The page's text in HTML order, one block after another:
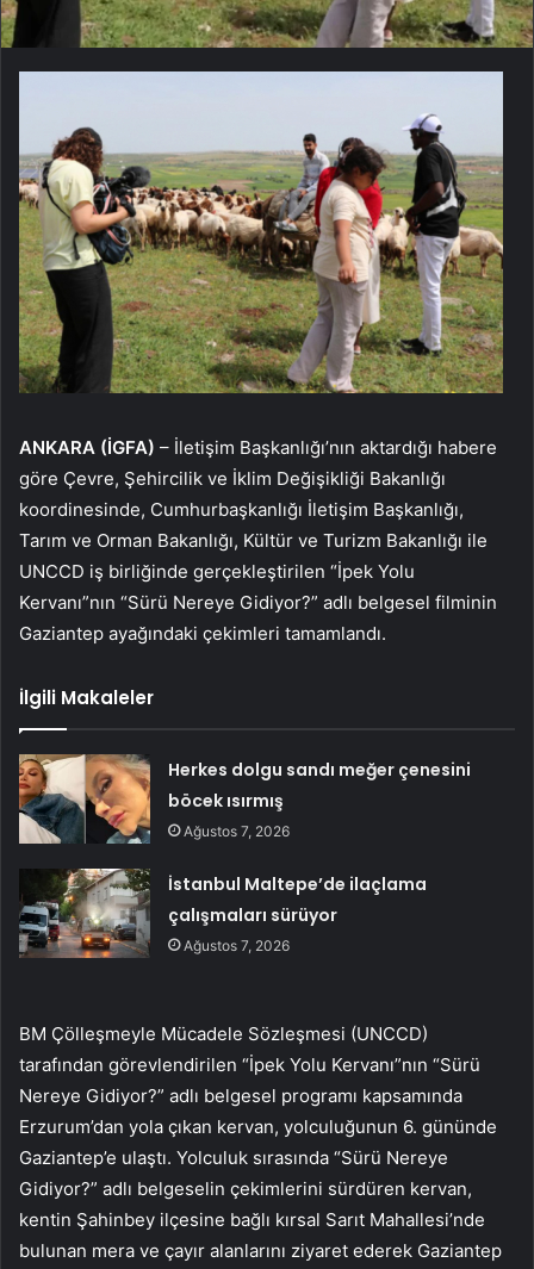
ANKARA (İGFA) – İletişim Başkanlığı’nın aktardığı habere
göre Çevre, Şehircilik ve İklim Değişikliği Bakanlığı
koordinesinde, Cumhurbaşkanlığı İletişim Başkanlığı,
Tarım ve Orman Bakanlığı, Kültür ve Turizm Bakanlığı ile
UNCCD iş birliğinde gerçekleştirilen “İpek Yolu
Kervanı”nın “Sürü Nereye Gidiyor?” adlı belgesel filminin
Gaziantep ayağındaki çekimleri tamamlandı.
İlgili Makaleler
Herkes dolgu sandı meğer çenesini
böcek ısırmış
Ağustos 7, 2026
İstanbul Maltepe’de ilaçlama
çalışmaları sürüyor
Ağustos 7, 2026
BM Çölleşmeyle Mücadele Sözleşmesi (UNCCD)
tarafından görevlendirilen “İpek Yolu Kervanı”nın “Sürü
Nereye Gidiyor?” adlı belgesel programı kapsamında
Erzurum’dan yola çıkan kervan, yolculuğunun 6. gününde
Gaziantep’e ulaştı. Yolculuk sırasında “Sürü Nereye
Gidiyor?” adlı belgeselin çekimlerini sürdüren kervan,
kentin Şahinbey ilçesine bağlı kırsal Sarıt Mahallesi’nde
bulunan mera ve çayır alanlarını ziyaret ederek Gaziantep